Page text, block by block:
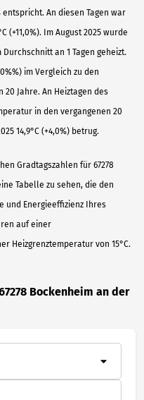
An diesen Tagen war
Im August 2025 wurde
an 1 Tagen geheizt.
im Vergleich zu den
Jahre. An Heiztagen des
in den vergangenen 20
14,9°C (+4,0%) betrug.
Gradtagszahlen für 67278
Tabelle zu sehen, die den
und Energieeffizienz Ihres
auf einer
Heizgrenztemperatur von 15°C.
Bockenheim an der